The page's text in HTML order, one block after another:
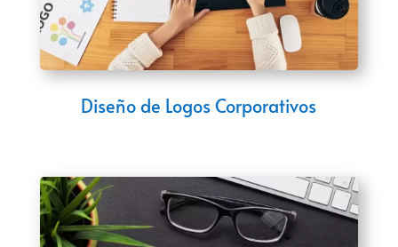
Diseño de Logos Corporativos